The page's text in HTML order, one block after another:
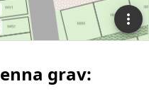
grav: